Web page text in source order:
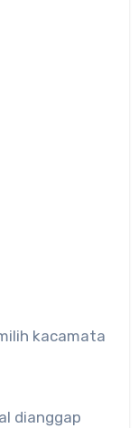
kacamata
dianggap